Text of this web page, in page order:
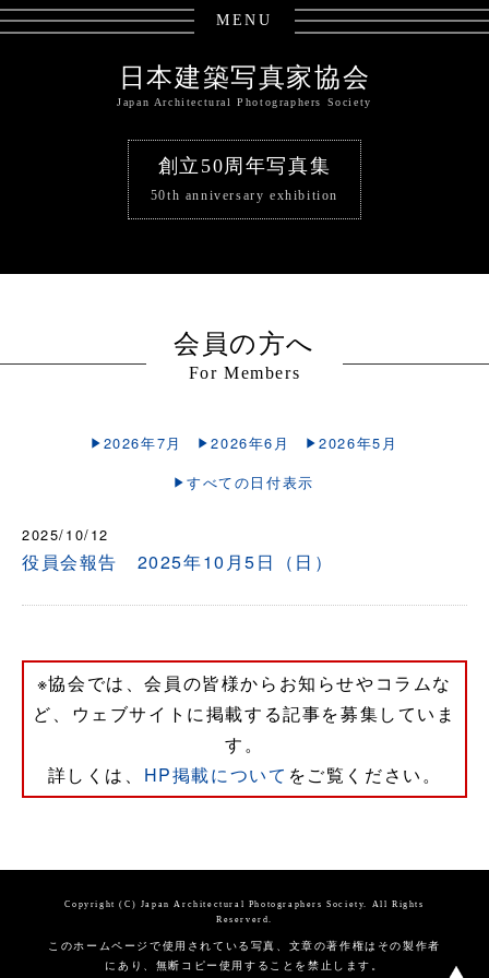
MENU
日本建築写真家協会
Japan Architectural Photographers Society
創立50周年写真集
50th anniversary exhibition
会員の方へ
For Members
2026年7月 2026年6月
2026年5月
すべての日付表示
2025/10/12
役員会報告 2025年10月5日（日）
※協会では、会員の皆様からお知らせやコラムな
ど、ウェブサイトに掲載する記事を募集していま
す。
詳しくは、 HP掲載について をご覧ください。
Copyright (C) Japan Architectural Photographers Society. All Rights
Reserverd.
このホームページで使用されている写真、文章の著作権はその製作者
にあり、無断コピー使用することを禁止します。